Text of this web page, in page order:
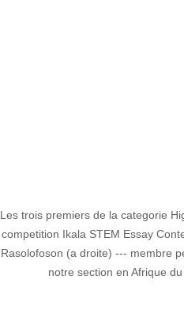
Les trois premiers de la categorie
competition Ikala STEM Essay
Rasolofoson (a droite) --- membre
notre section en Afrique du